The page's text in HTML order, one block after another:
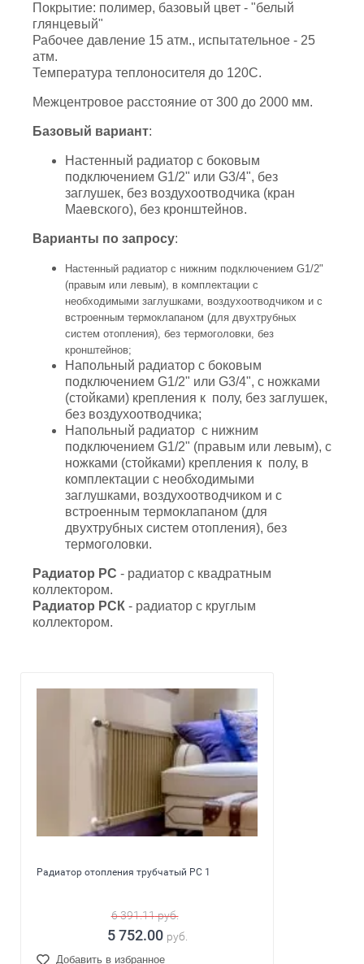
Покрытие: полимер, базовый цвет - "белый
глянцевый"
Рабочее давление 15 атм., испытательное - 25
атм.
Температура теплоносителя до 120С.
Межцентровое расстояние от 300 до 2000 мм.
Базовый вариант:
Настенный радиатор с боковым
подключением G1/2" или G3/4", без
заглушек, без воздухоотводчика (кран
Маевского), без кронштейнов.
Варианты по запросу:
Настенный радиатор с нижним подключением G1/2"
(правым или левым), в комплектации с
необходимыми заглушками, воздухоотводчиком и с
встроенным термоклапаном (для двухтрубных
систем отопления), без термоголовки, без
кронштейнов;
Напольный радиатор с боковым
подключением G1/2" или G3/4", с ножками
(стойками) крепления к полу, без заглушек,
без воздухоотводчика;
Напольный радиатор с нижним
подключением G1/2" (правым или левым), с
ножками (стойками) крепления к полу, в
комплектации с необходимыми
заглушками, воздухоотводчиком и с
встроенным термоклапаном (для
двухтрубных систем отопления), без
термоголовки.
Радиатор РС - радиатор с квадратным
коллектором.
Радиатор РСК - радиатор с круглым
коллектором.
Радиатор отопления трубчатый РС 1
6 391.11руб.
5 752.00 руб.
Добавить в избранное